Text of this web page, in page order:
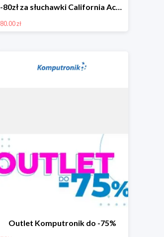
-80zł za słuchawki California Access Boa
80.00 zł
Outlet Komputronik do -75%